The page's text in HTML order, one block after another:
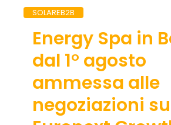
SOLAREB2B
Energy Spa in
dal 1° agosto
ammessa alle
negoziazioni su